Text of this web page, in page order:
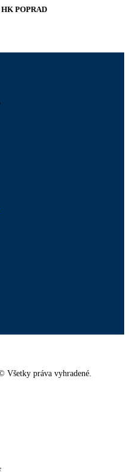
POPRAD
Všetky práva vyhradené.